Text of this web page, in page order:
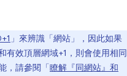
」來辨識「網站」，因此如果
有效頂層網域+1，則會使用相同
，請參閱「瞭解『同網站』和